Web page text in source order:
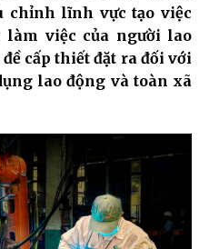
chỉnh lĩnh vực tạo việc
làm việc của người lao
cấp thiết đặt ra đối với
lao động và toàn xã